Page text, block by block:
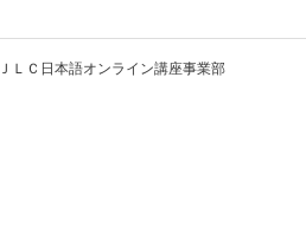
Ｃ日本語オンライン講座事業部